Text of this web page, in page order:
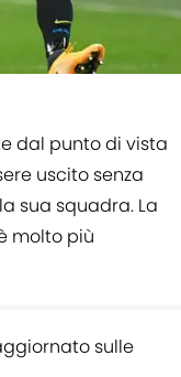
dal punto di vista
uscito senza
sua squadra. La
molto più
sulle